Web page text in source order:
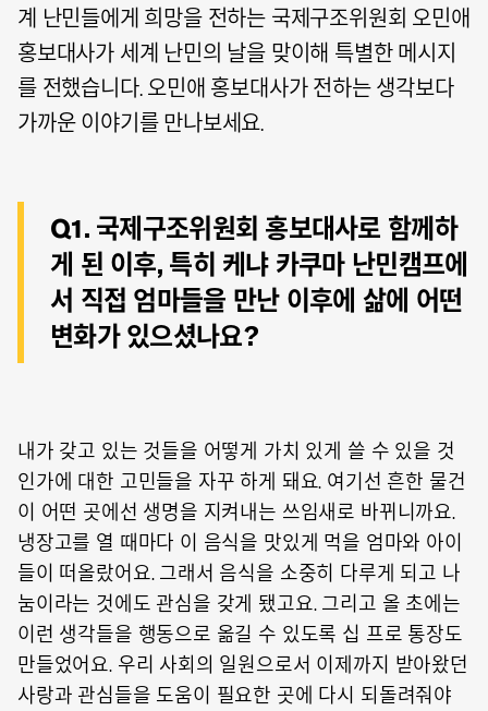
계 난민들에게 희망을 전하는 국제구조위원회 오민애
홍보대사가 세계 난민의 날을 맞이해 특별한 메시지
를 전했습니다. 오민애 홍보대사가 전하는 생각보다
가까운 이야기를 만나보세요.
Q1. 국제구조위원회 홍보대사로 함께하
게 된 이후, 특히 케냐 카쿠마 난민캠프에
서 직접 엄마들을 만난 이후에 삶에 어떤
변화가 있으셨나요?
내가 갖고 있는 것들을 어떻게 가치 있게 쓸 수 있을 것
인가에 대한 고민들을 자꾸 하게 돼요. 여기선 흔한 물건
이 어떤 곳에선 생명을 지켜내는 쓰임새로 바뀌니까요.
냉장고를 열 때마다 이 음식을 맛있게 먹을 엄마와 아이
들이 떠올랐어요. 그래서 음식을 소중히 다루게 되고 나
눔이라는 것에도 관심을 갖게 됐고요. 그리고 올 초에는
이런 생각들을 행동으로 옮길 수 있도록 십 프로 통장도
만들었어요. 우리 사회의 일원으로서 이제까지 받아왔던
사랑과 관심들을 도움이 필요한 곳에 다시 되돌려줘야